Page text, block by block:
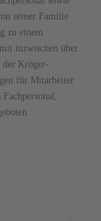
seiner Familie
zu einem
inzwischen über
der Kröger-
für Mitarbeiter